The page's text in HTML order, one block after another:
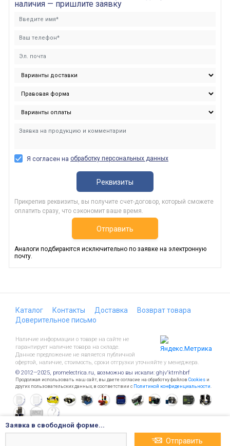
наличия — пришлите заявку
Я согласен на обработку персональных данных
Реквизиты
Прикрепив реквизиты, вы получите счет-договор, который сможете
оплатить сразу, что сэкономит ваше время.
Отправить
Аналоги подбираются исключительно по заявке на электронную
почту.
Заявка в свободной форме...
Отправить
Каталог Контакты Доставка
Возврат товара
Доверительное письмо
Наличие информации о товаре на сайте не
гарантирует наличие товара на складе.
Данное предложение не является публичной
офертой, наличие, стоимость, сроки отгрузки уточняйте у менеджера.
© 2012—2025, promelectrica.ru, возможно вы искали: ghjv'ktrnhbrf
Продолжая использовать наш сайт, вы даете согласие на обработку файлов Cookies и
других пользовательских данных, в соответствии с Политикой конфиденциальности.